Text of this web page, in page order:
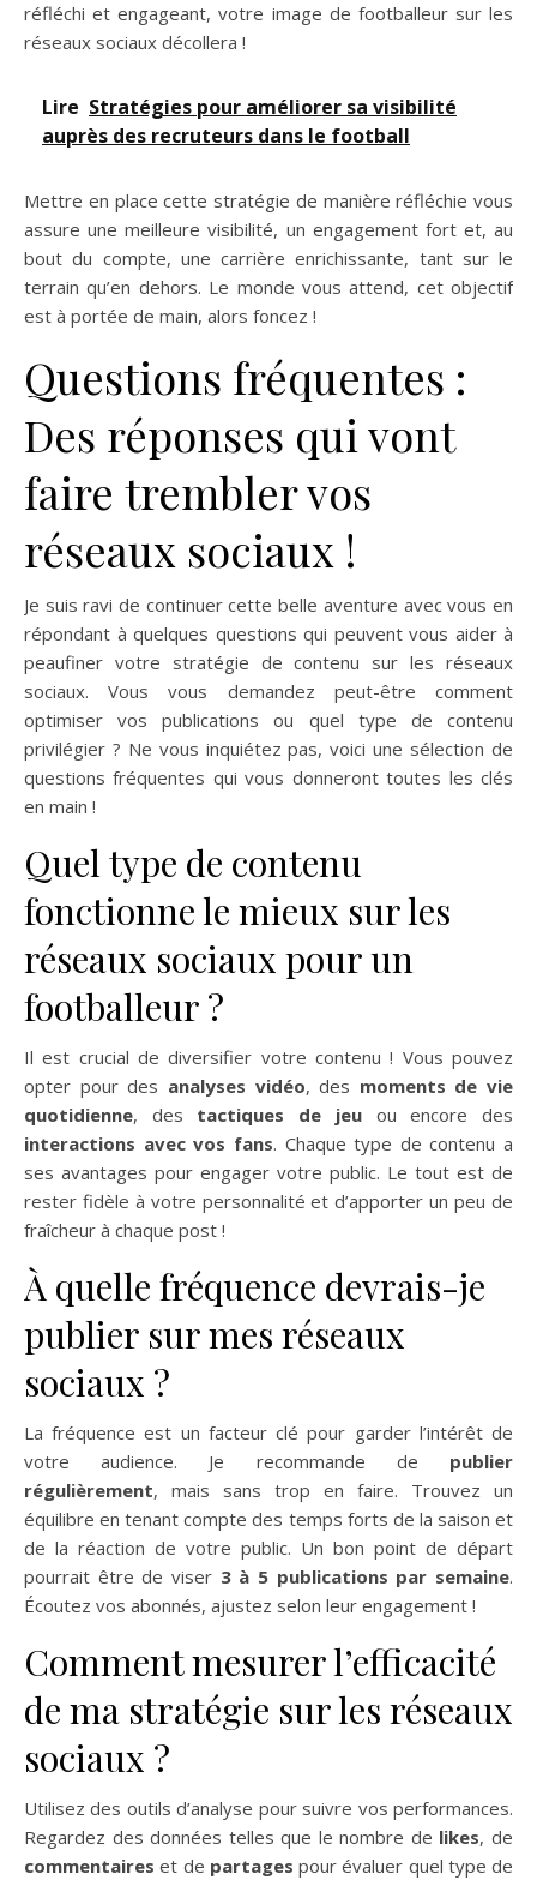
réfléchi et engageant, votre image de footballeur sur les
réseaux sociaux décollera !
Lire Stratégies pour améliorer sa visibilité
auprès des recruteurs dans le football
Mettre en place cette stratégie de manière réfléchie vous
assure une meilleure visibilité, un engagement fort et, au
bout du compte, une carrière enrichissante, tant sur le
terrain qu’en dehors. Le monde vous attend, cet objectif
est à portée de main, alors foncez !
Questions fréquentes :
Des réponses qui vont
faire trembler vos
réseaux sociaux !
Je suis ravi de continuer cette belle aventure avec vous en
répondant à quelques questions qui peuvent vous aider à
peaufiner votre stratégie de contenu sur les réseaux
sociaux. Vous vous demandez peut-être comment
optimiser vos publications ou quel type de contenu
privilégier ? Ne vous inquiétez pas, voici une sélection de
questions fréquentes qui vous donneront toutes les clés
en main !
Quel type de contenu
fonctionne le mieux sur les
réseaux sociaux pour un
footballeur ?
Il est crucial de diversifier votre contenu ! Vous pouvez
opter pour des analyses vidéo, des moments de vie
quotidienne, des tactiques de jeuou encore des
interactions avec vos fans. Chaque type de contenu a
ses avantages pour engager votre public. Le tout est de
rester fidèle à votre personnalité et d’apporter un peu de
fraîcheur à chaque post !
À quelle fréquence devrais-je
publier sur mes réseaux
sociaux ?
La fréquence est un facteur clé pour garder l’intérêt de
votre audience. Je recommande de publier
régulièrement, mais sans trop en faire. Trouvez un
équilibre en tenant compte des temps forts de la saison et
de la réaction de votre public. Un bon point de départ
pourrait être de viser 3 à 5 publications par semaine.
Écoutez vos abonnés, ajustez selon leur engagement !
Comment mesurer l’efficacité
de ma stratégie sur les réseaux
sociaux ?
Utilisez des outils d’analyse pour suivre vos performances.
Regardez des données telles que le nombre de likes, de
commentaires et de partages pour évaluer quel type de